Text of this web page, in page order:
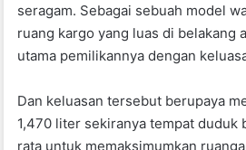
seragam. Sebagai sebuah model
ruang kargo yang luas di belakang
utama pemilikannya dengan
Dan keluasan tersebut berupaya
1,470 liter sekiranya tempat duduk
rata untuk memaksimumkan